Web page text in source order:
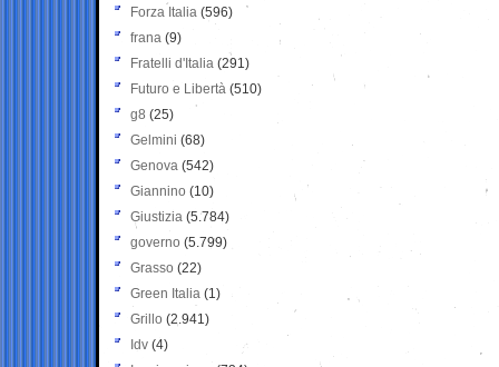
Forza Italia (596)
frana (9)
Fratelli d'Italia (291)
Futuro e Libertà (510)
g8 (25)
Gelmini (68)
Genova (542)
Giannino (10)
Giustizia (5.784)
governo (5.799)
Grasso (22)
Green Italia (1)
Grillo (2.941)
Idv (4)